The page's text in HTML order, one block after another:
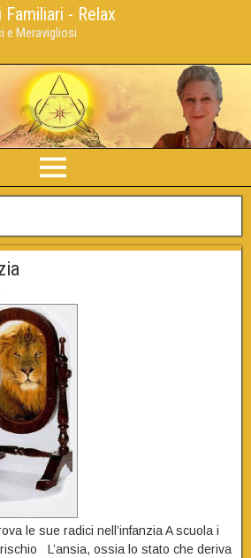
- Relax
e Meravigliosi
le sue radici nell’infanzia A scuola i
L’ansia, ossia lo stato che deriva